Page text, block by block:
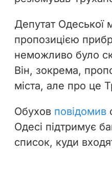
Депутат Одеської
пропозицією
неможливо було
Він, зокрема,
міста, але про це
Обухов повідомив
Одесі підтримує
список, куди